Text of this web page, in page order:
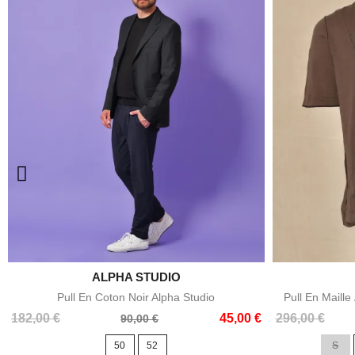
Aperçu rapide
ALPHA STUDIO
Pull En Coton Noir Alpha Studio
182,00 €
Prix
90,00 € 45,00 €
Prix
50 52
Pull En
296,00 €
Prix
Prix
S